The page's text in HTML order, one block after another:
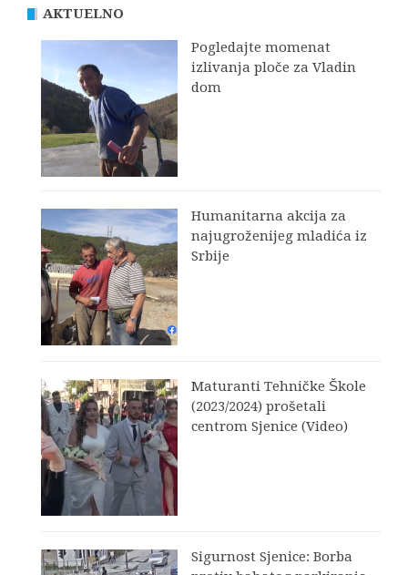
AKTUELNO
Pogledajte momenat
izlivanja ploče za Vladin
dom
Humanitarna akcija za
najugroženijeg mladića iz
Srbije
Maturanti Tehničke Škole
(2023/2024) prošetali
centrom Sjenice (Video)
Sigurnost Sjenice: Borba